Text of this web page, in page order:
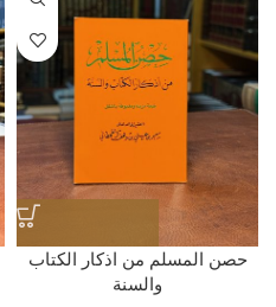
حصن المسلم من اذكار الكتاب
والسنة